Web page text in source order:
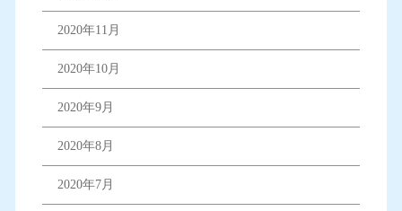
2020年11月
2020年10月
2020年9月
2020年8月
2020年7月